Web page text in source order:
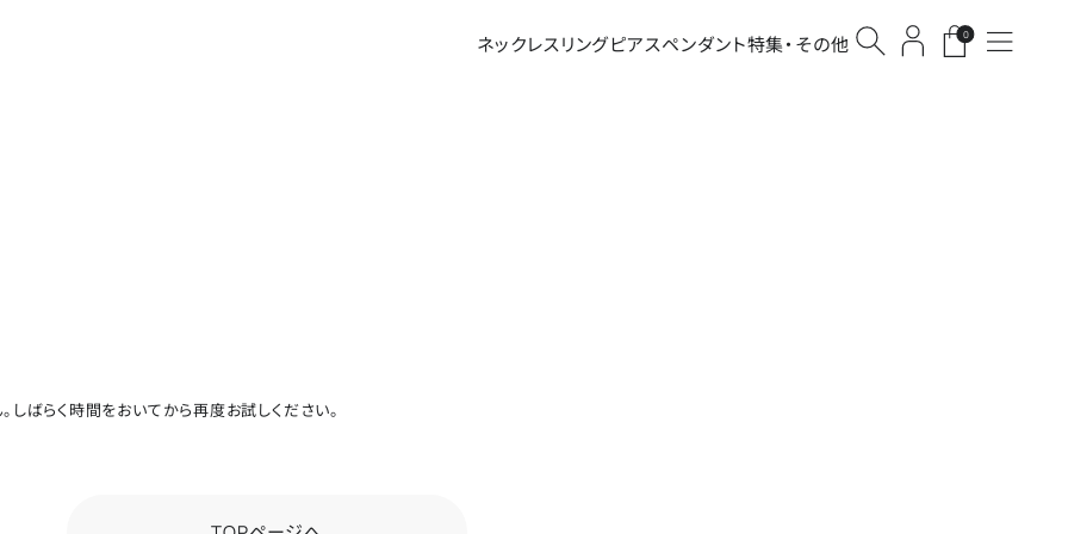
ネックレスリングピアスペンダント特集・その他 0
ばらく時間をおいてから再度お試しください。